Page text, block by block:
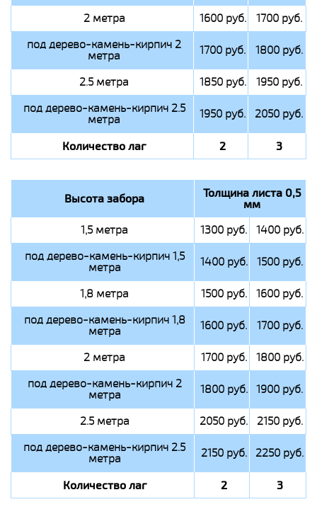
2 метра 1600 руб.
1700 руб.
под дерево-камень-кирпич 2
метра 1700 руб. 1800 руб.
2.5 метра 1850 руб.
1950 руб.
под дерево-камень-кирпич 2.5
метра 1950 руб. 2050 руб.
Количество лаг 2 3
Высота забора Толщина листа 0,5
мм
1,5 метра 1300 руб.
1400 руб.
под дерево-камень-кирпич 1,5
метра 1400 руб. 1500 руб.
1,8 метра 1500 руб.
1600 руб.
под дерево-камень-кирпич 1,8
метра 1600 руб. 1700 руб.
2 метра 1700 руб.
1800 руб.
под дерево-камень-кирпич 2
метра 1800 руб. 1900 руб.
2.5 метра 2050 руб.
2150 руб.
под дерево-камень-кирпич 2.5
метра 2150 руб. 2250 руб.
Количество лаг 2 3